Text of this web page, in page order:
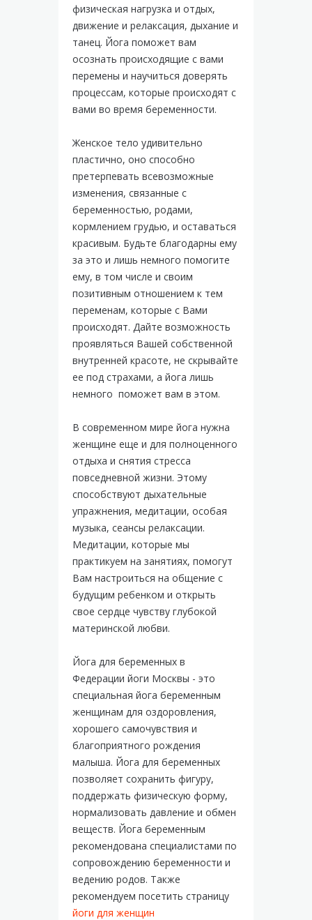
физическая нагрузка и отдых,
движение и релаксация, дыхание и
танец. Йога поможет вам
осознать происходящие с вами
перемены и научиться доверять
процессам, которые происходят с
вами во время беременности.
Женское тело удивительно
пластично, оно способно
претерпевать всевозможные
изменения, связанные с
беременностью, родами,
кормлением грудью, и оставаться
красивым. Будьте благодарны ему
за это и лишь немного помогите
ему, в том числе и своим
позитивным отношением к тем
переменам, которые с Вами
происходят. Дайте возможность
проявляться Вашей собственной
внутренней красоте, не скрывайте
ее под страхами, а йога лишь
немного поможет вам в этом.
В современном мире йога нужна
женщине еще и для полноценного
отдыха и снятия стресса
повседневной жизни. Этому
способствуют дыхательные
упражнения, медитации, особая
музыка, сеансы релаксации.
Медитации, которые мы
практикуем на занятиях, помогут
Вам настроиться на общение с
будущим ребенком и открыть
свое сердце чувству глубокой
материнской любви.
Йога для беременных в
Федерации йоги Москвы - это
специальная йога беременным
женщинам для оздоровления,
хорошего самочувствия и
благоприятного рождения
малыша. Йога для беременных
позволяет сохранить фигуру,
поддержать физическую форму,
нормализовать давление и обмен
веществ. Йога беременным
рекомендована специалистами по
сопровождению беременности и
ведению родов. Также
рекомендуем посетить страницу
йоги для женщин